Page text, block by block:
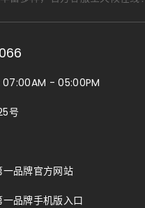
07:00AM - 05:00PM
号
品牌官方网站
品牌手机版入口